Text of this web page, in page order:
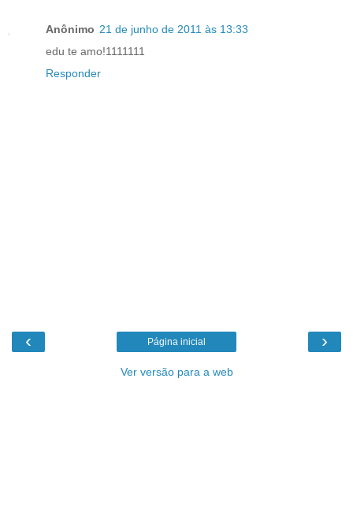
Anônimo 21 de junho de 2011 às 13:33
edu te amo!1111111
Responder
‹ ›
Página inicial
Ver versão para a web